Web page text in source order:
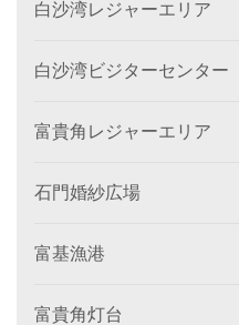
白沙湾レジャーエリア
白沙湾ビジターセンター
富貴角レジャーエリア
石門婚紗広場
富基漁港
富貴角灯台